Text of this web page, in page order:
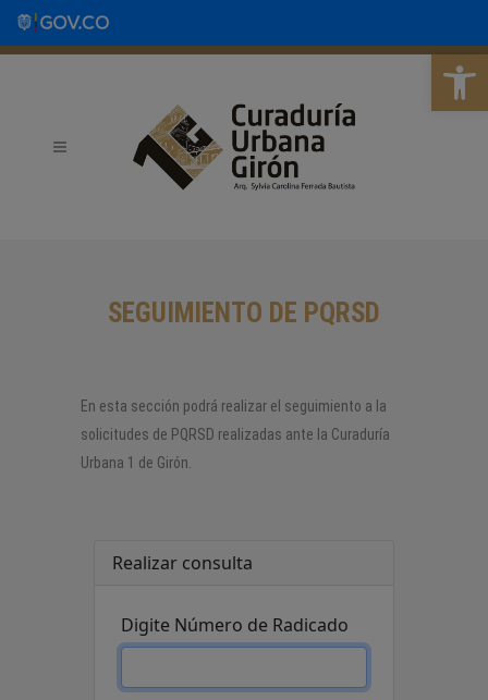
Abrir
SEGUIMIENTO DE PQRSD
En esta sección podrá realizar el seguimiento a la
solicitudes de PQRSD realizadas ante la Curaduría
Urbana 1 de Girón.